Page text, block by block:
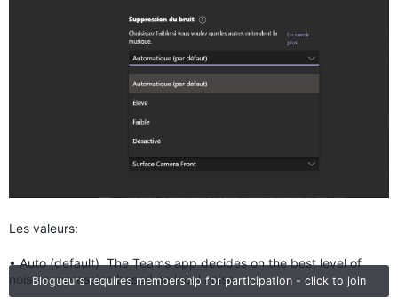
Blogueurs requires membership for participation - click to join
Les valeurs:
• Auto (default) The Teams app decides on the best level of
noise suppression based on local noise.